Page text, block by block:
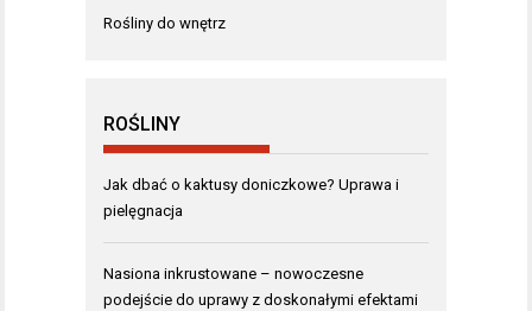
Rośliny do wnętrz
ROŚLINY
Jak dbać o kaktusy doniczkowe? Uprawa i
pielęgnacja
Nasiona inkrustowane – nowoczesne
podejście do uprawy z doskonałymi efektami